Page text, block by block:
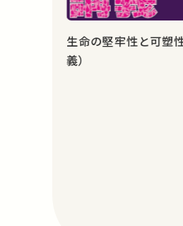
生命の堅牢性と可塑
義）